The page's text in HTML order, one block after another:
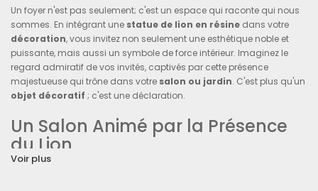
Un foyer n'est pas seulement; c'est un espace qui raconte qui nous
sommes. En intégrant une statue de lion en résine dans votre
décoration, vous invitez non seulement une esthétique noble et
puissante, mais aussi un symbole de force intérieur. Imaginez le
regard admiratif de vos invités, captivés par cette présence
majestueuse qui trône dans votre salon ou jardin. C'est plus qu'un
objet décoratif ; c'est une déclaration.
Un Salon Animé par la Présence
du Lion
Dans le salon, où chaque détail contribue à l'ambiance générale,
Voir plus